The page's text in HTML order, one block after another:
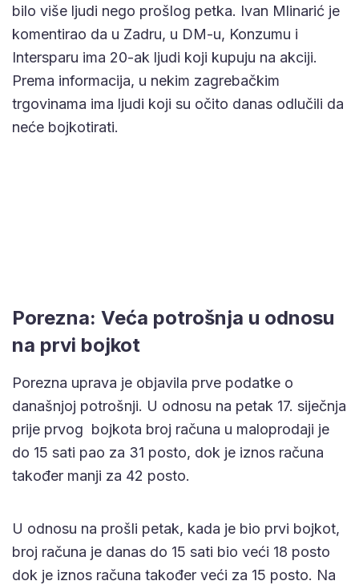
bilo više ljudi nego prošlog petka. Ivan Mlinarić je
komentirao da u Zadru, u DM-u, Konzumu i
Intersparu ima 20-ak ljudi koji kupuju na akciji.
Prema informacija, u nekim zagrebačkim
trgovinama ima ljudi koji su očito danas odlučili da
neće bojkotirati.
Porezna: Veća potrošnja u odnosu
na prvi bojkot
Porezna uprava je objavila prve podatke o
današnjoj potrošnji. U odnosu na petak 17. siječnja
prije prvog bojkota broj računa u maloprodaji je
do 15 sati pao za 31 posto, dok je iznos računa
također manji za 42 posto.
U odnosu na prošli petak, kada je bio prvi bojkot,
broj računa je danas do 15 sati bio veći 18 posto
dok je iznos računa također veći za 15 posto. Na